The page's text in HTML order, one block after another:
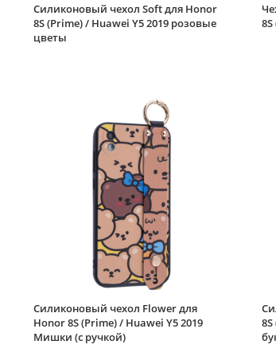
Силиконовый чехол Soft для Honor
8S (Prime) / Huawei Y5 2019 розовые
цветы
Силиконовый чехол Flower для
Honor 8S (Prime) / Huawei Y5 2019
Мишки (с ручкой)